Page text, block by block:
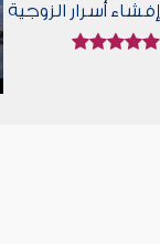
إفشاء أسرار الزوجية